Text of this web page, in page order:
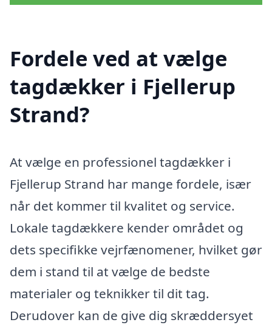
Fordele ved at vælge
tagdækker i Fjellerup
Strand?
At vælge en professionel tagdækker i
Fjellerup Strand har mange fordele, især
når det kommer til kvalitet og service.
Lokale tagdækkere kender området og
dets specifikke vejrfænomener, hvilket gør
dem i stand til at vælge de bedste
materialer og teknikker til dit tag.
Derudover kan de give dig skræddersyet